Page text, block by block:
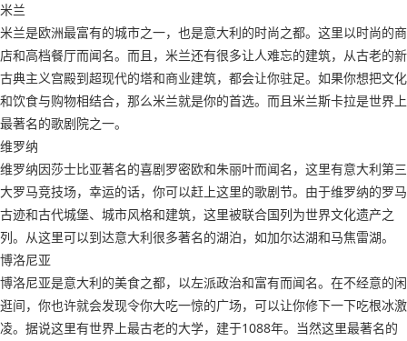
米兰
米兰是欧洲最富有的城市之一，也是意大利的时尚之都。这里以时尚的商
店和高档餐厅而闻名。而且，米兰还有很多让人难忘的建筑，从古老的新
古典主义宫殿到超现代的塔和商业建筑，都会让你驻足。如果你想把文化
和饮食与购物相结合，那么米兰就是你的首选。而且米兰斯卡拉是世界上
最著名的歌剧院之一。
维罗纳
维罗纳因莎士比亚著名的喜剧罗密欧和朱丽叶而闻名，这里有意大利第三
大罗马竞技场，幸运的话，你可以赶上这里的歌剧节。由于维罗纳的罗马
古迹和古代城堡、城市风格和建筑，这里被联合国列为世界文化遗产之
列。从这里可以到达意大利很多著名的湖泊，如加尔达湖和马焦雷湖。
博洛尼亚
博洛尼亚是意大利的美食之都，以左派政治和富有而闻名。在不经意的闲
逛间，你也许就会发现令你大吃一惊的广场，可以让你修下一下吃根冰激
凌。据说这里有世界上最古老的大学，建于1088年。当然这里最著名的